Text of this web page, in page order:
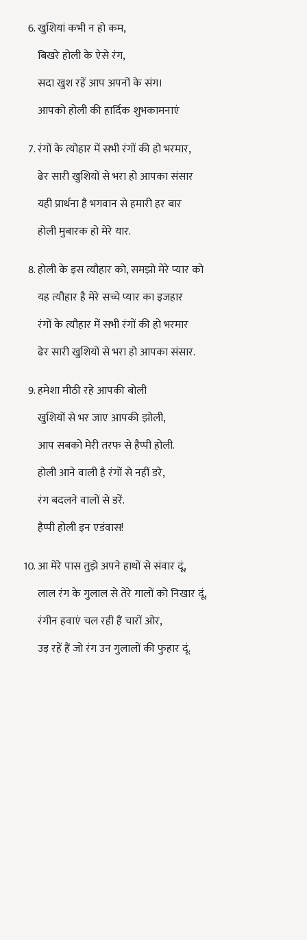
खुशियां कभी न हो कम,
बिखरे होली के ऐसे रंग,
सदा खुश रहें आप अपनों के संग।
आपको होली की हार्दिक शुभकामनाएं
रंगों के त्योहार में सभी रंगों की हो भरमार,
ढेर सारी खुशियों से भरा हो आपका संसार
यही प्रार्थना है भगवान से हमारी हर बार
होली मुबारक हो मेरे यार.
होली के इस त्यौहार को,समझो मेरे प्यार को
यह त्यौहार है मेरे सच्चे प्यार का इजहार
रंगों के त्यौहार में सभी रंगों की हो भरमार
ढेर सारी खुशियों से भरा हो आपका संसार.
हमेशा मीठी रहे आपकी बोली
खुशियों से भर जाए आपकी झोली,
आप सबको मेरी तरफ से हैप्पी होली.
होली आने वाली है रंगों से नहीं डरे,
रंग बदलने वालों से डरें.
हैप्पी होली इन एडंवास!
आ मेरे पास तुझे अपने हाथों से संवार दूं,
लाल रंग के गुलाल से तेरे गालों को निखार दूं,
रंगीन हवाएं चल रही हैं चारों ओर,
उड़ रहें हैं जो रंग उन गुलालों की फुहार दूं.